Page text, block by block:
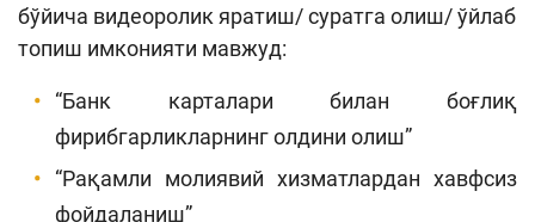
бўйича видеоролик яратиш/ суратга олиш/ ўйлаб
топиш имконияти мавжуд:
“Банк карталари билан боғлиқ
фирибгарликларнинг олдини олиш”
“Рақамли молиявий хизматлардан хавфсиз
фойдаланиш”